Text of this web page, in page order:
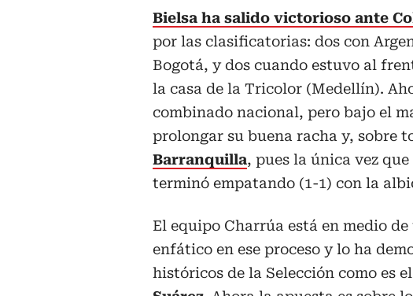
Bielsa ha salido victorioso ante
por las clasificatorias: dos con
Bogotá, y dos cuando estuvo al
la casa de la Tricolor (Medellín).
combinado nacional, pero bajo el
prolongar su buena racha y, sobre
Barranquilla, pues la única vez
terminó empatando (1-1) con la
El equipo Charrúa está en medio
enfático en ese proceso y lo ha
históricos de la Selección como es